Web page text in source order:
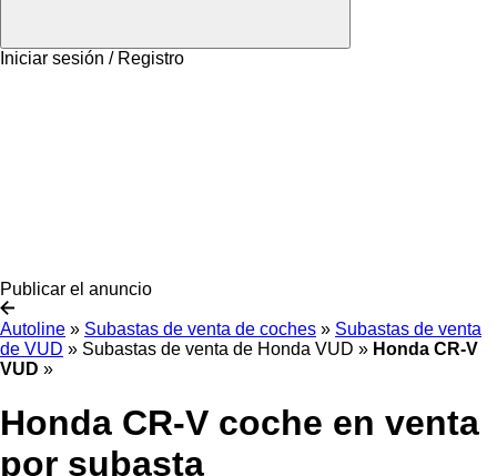
Iniciar sesión / Registro
Publicar el anuncio
Autoline » Subastas de venta de coches » Subastas de venta
de VUD » Subastas de venta de Honda VUD » Honda CR-V
VUD »
Honda CR-V coche en venta
por subasta